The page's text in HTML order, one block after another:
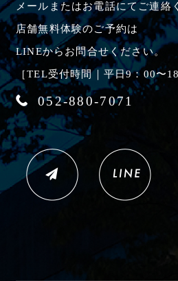
メールまたはお電話にてご連絡
店舗無料体験のご予約は
LINEからお問合せください。
［TEL受付時間｜平日9：00〜
052-880-7071